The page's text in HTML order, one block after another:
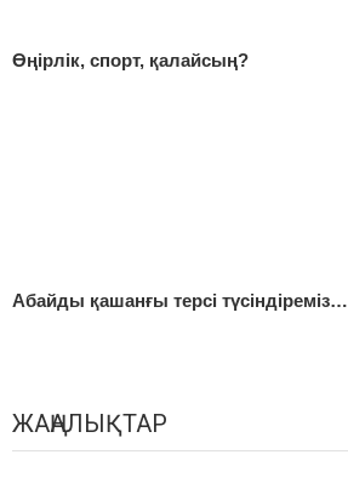
Өңірлік, спорт, қалайсың?
Абайды қашанғы терсі түсіндіреміз…
ЖАҢАЛЫҚТАР